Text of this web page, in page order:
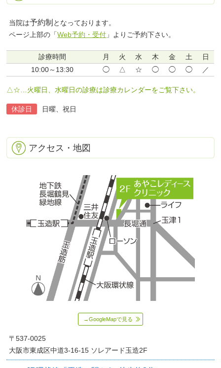
当院は予約制 となっております。
ページ上部の「Web予約・受付 」よりご予約下さい。
診療時間 月 火 水 木 金 土
日
10:00～13:30
◯ △ ☆ ◯ ◯ ◯ ／
△☆…火曜日、水曜日の診療は診療カレンダーをご覧下さい。
休診日 日曜、祝日
アクセス・地図
→GoogleMapで見る
〒537-0025
大阪市東成区中道3-16-15 ソレアード玉造2F